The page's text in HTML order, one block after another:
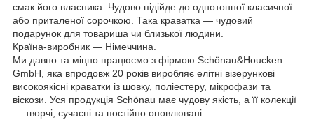
смак його власника. Чудово підійде до однотонної класичної
або приталеної сорочкою. Така краватка — чудовий
подарунок для товариша чи близької людини.
Країна-виробник — Німеччина.
Ми давно та міцно працюємо з фірмою Schönau&Houcken
GmbH, яка впродовж 20 років виробляє елітні візерункові
високоякісні краватки із шовку, поліестеру, мікрофази та
віскози. Уся продукція Schönau має чудову якість, а її колекції
— творчі, сучасні та постійно оновлювані.